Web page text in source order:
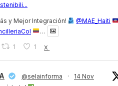
y Mejor Integración!
@MAE_Haiti
…
1 1 X
@selainforma ·
14 Nov